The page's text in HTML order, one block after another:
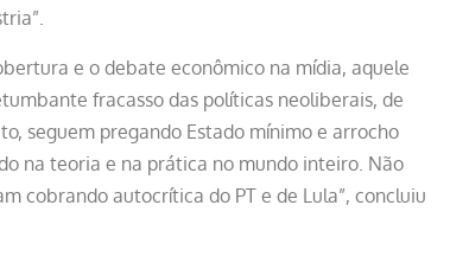
e o debate econômico na mídia, aquele
fracasso das políticas neoliberais, de
seguem pregando Estado mínimo e arrocho
na teoria e na prática no mundo inteiro. Não
cobrando autocrítica do PT e de Lula”, concluiu